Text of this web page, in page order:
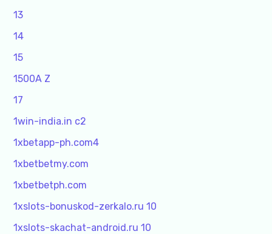
13
14
15
1500A Z
17
1win-india.in c2
1xbetapp-ph.com4
1xbetbetmy.com
1xbetbetph.com
1xslots-bonuskod-zerkalo.ru 10
1xslots-skachat-android.ru 10